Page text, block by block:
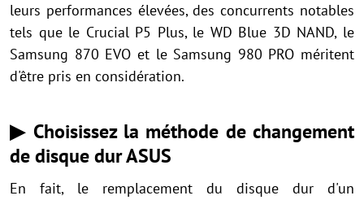
leurs performances élevées, des concurrents notables
tels que le Crucial P5 Plus, le WD Blue 3D NAND, le
Samsung 870 EVO et le Samsung 980 PRO méritent
d'être pris en considération.
▶ Choisissez la méthode de changement
de disque dur ASUS
En fait, le remplacement du disque dur d'un